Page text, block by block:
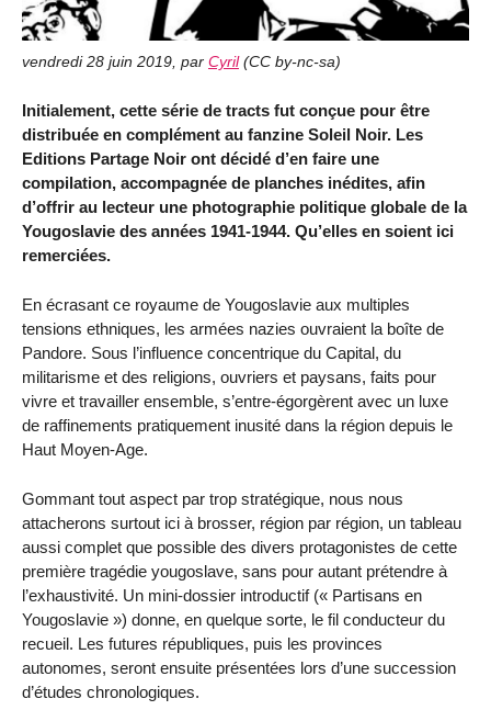
vendredi 28 juin 2019, par Cyril (CC by-nc-sa)
Initialement, cette série de tracts fut conçue pour être
distribuée en complément au fanzine Soleil Noir. Les
Editions Partage Noir ont décidé d’en faire une
compilation, accompagnée de planches inédites, afin
d’offrir au lecteur une photographie politique globale de la
Yougoslavie des années 1941-1944. Qu’elles en soient ici
remerciées.
En écrasant ce royaume de Yougoslavie aux multiples
tensions ethniques, les armées nazies ouvraient la boîte de
Pandore. Sous l’influence concentrique du Capital, du
militarisme et des religions, ouvriers et paysans, faits pour
vivre et travailler ensemble, s’entre-égorgèrent avec un luxe
de raffinements pratiquement inusité dans la région depuis le
Haut Moyen-Age.
Gommant tout aspect par trop stratégique, nous nous
attacherons surtout ici à brosser, région par région, un tableau
aussi complet que possible des divers protagonistes de cette
première tragédie yougoslave, sans pour autant prétendre à
l’exhaustivité. Un mini-dossier introductif (« Partisans en
Yougoslavie ») donne, en quelque sorte, le fil conducteur du
recueil. Les futures républiques, puis les provinces
autonomes, seront ensuite présentées lors d’une succession
d’études chronologiques.